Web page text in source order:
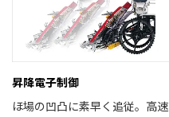
昇降電子制御
ほ場の凹凸に素早く追従。高速